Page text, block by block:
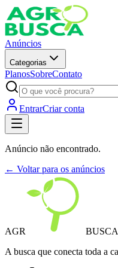
Anúncios
Categorias
PlanosSobreContato
EntrarCriar conta
Anúncio não encontrado.
← Voltar para os anúncios
AGR
BUSCA
A busca que conecta toda a